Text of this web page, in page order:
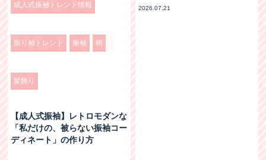
成人式振袖トレンド情報
振り袖トレンド 振袖 柄
髪飾り
【成人式振袖】レトロモダンな
「私だけの、被らない振袖コー
ディネート」の作り方
2026.07.21